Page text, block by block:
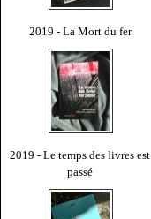
2019 - La Mort du fer
2019 - Le temps des livres est
passé